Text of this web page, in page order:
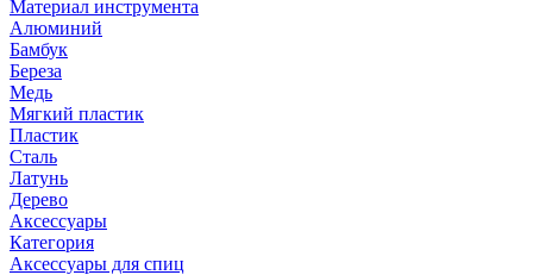
Материал инструмента
Алюминий
Бамбук
Береза
Медь
Мягкий пластик
Пластик
Сталь
Латунь
Дерево
Аксессуары
Категория
Аксессуары для спиц